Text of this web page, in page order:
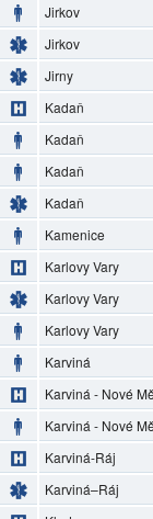
Jirkov
Jirkov
Jirny
Kadaň
Kadaň
Kadaň
Kadaň
Kamenice
Karlovy Vary
Karlovy Vary
Karlovy Vary
Karviná
Karviná - Nové
Karviná - Nové
Karviná-Ráj
Karviná–Ráj